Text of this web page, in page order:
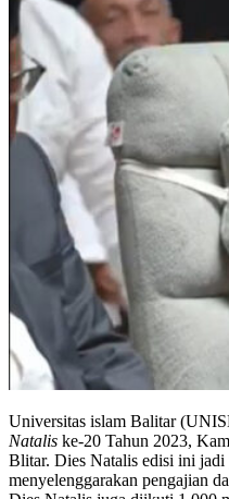
Universitas islam Balitar
Natalis ke-20 Tahun 2023,
Blitar. Dies Natalis edisi ini
menyelenggarakan pengajian